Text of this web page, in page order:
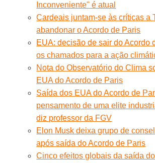
Inconveniente" é atual
Cardeais juntam-se às críticas a
abandonar o Acordo de Paris
EUA: decisão de sair do Acordo
os chamados para a ação
Nota do Observatório do Clima
EUA do Acordo de Paris
Saída dos EUA do Acordo de
pensamento de uma elite
diz professor da FGV
Elon Musk deixa grupo de
após saída do Acordo de Paris
Cinco efeitos globais da saída